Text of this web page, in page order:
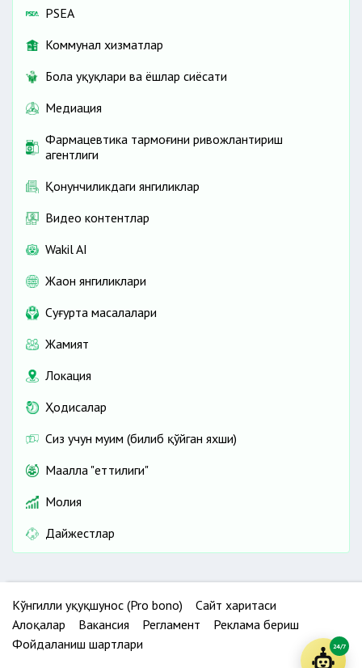
PSEA
Коммунал хизматлар
Бола ҳуқуқлари ва ёшлар сиёсати
Медиация
Фармацевтика тармоғини ривожлантириш
агентлиги
Қонунчиликдаги янгиликлар
Видео контентлар
Wakil AI
Жаҳон янгиликлари
Cуғурта масалалари
Жамият
Локация
Ҳодисалар
Сиз учун муҳим (билиб қўйган яхши)
Маҳалла "еттилиги"
Молия
Дайжестлар
Кўнгилли ҳуқуқшунос (Pro bono)
Сайт харитаси
Алоқалар
Вакансия Регламент
Реклама бериш
Фойдаланиш шартлари
24/7